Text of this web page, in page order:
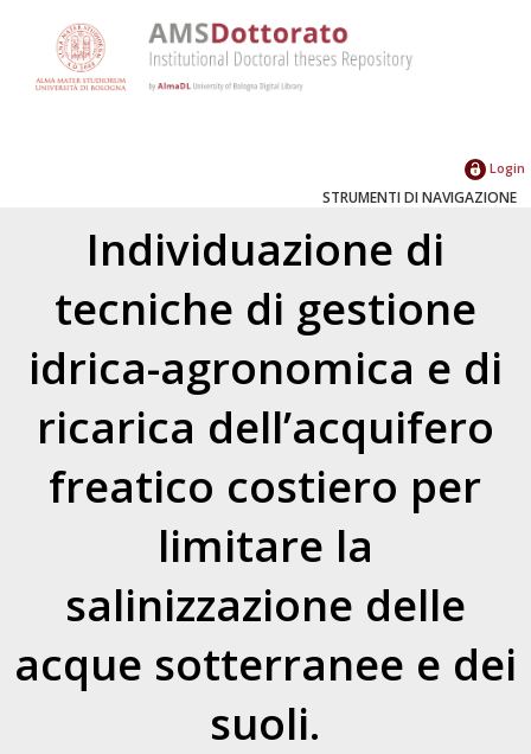
Login
STRUMENTI DI NAVIGAZIONE
Individuazione di
tecniche di gestione
idrica-agronomica e di
ricarica dell’acquifero
freatico costiero per
limitare la
salinizzazione delle
acque sotterranee e dei
suoli.